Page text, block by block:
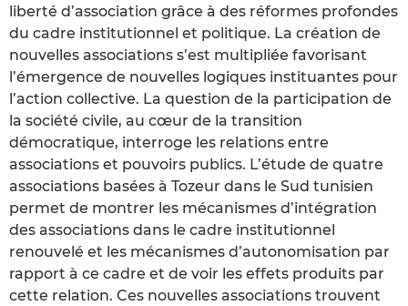
liberté d’association grâce à des réformes profondes
du cadre institutionnel et politique. La création de
nouvelles associations s’est multipliée favorisant
l’émergence de nouvelles logiques instituantes pour
l’action collective. La question de la participation de
la société civile, au cœur de la transition
démocratique, interroge les relations entre
associations et pouvoirs publics. L’étude de quatre
associations basées à Tozeur dans le Sud tunisien
permet de montrer les mécanismes d’intégration
des associations dans le cadre institutionnel
renouvelé et les mécanismes d’autonomisation par
rapport à ce cadre et de voir les effets produits par
cette relation. Ces nouvelles associations trouvent